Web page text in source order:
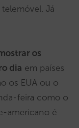
Já
os
dia em países
os EUA ou o
feira como o
americano é